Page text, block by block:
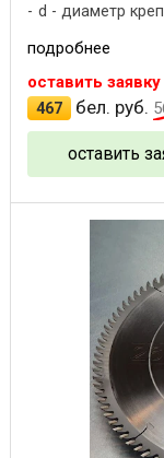
d - диаметр
подробнее
оставить заявку
467
бел. руб.
оставить